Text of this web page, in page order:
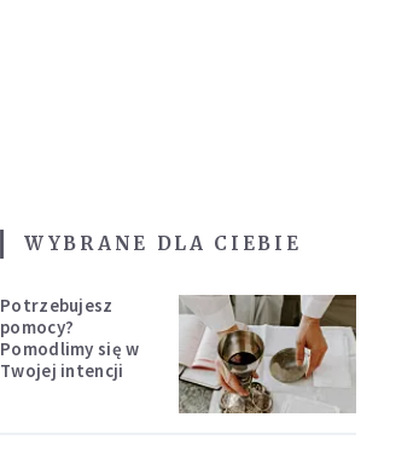
WYBRANE DLA CIEBIE
Potrzebujesz
pomocy?
Pomodlimy się w
Twojej intencji